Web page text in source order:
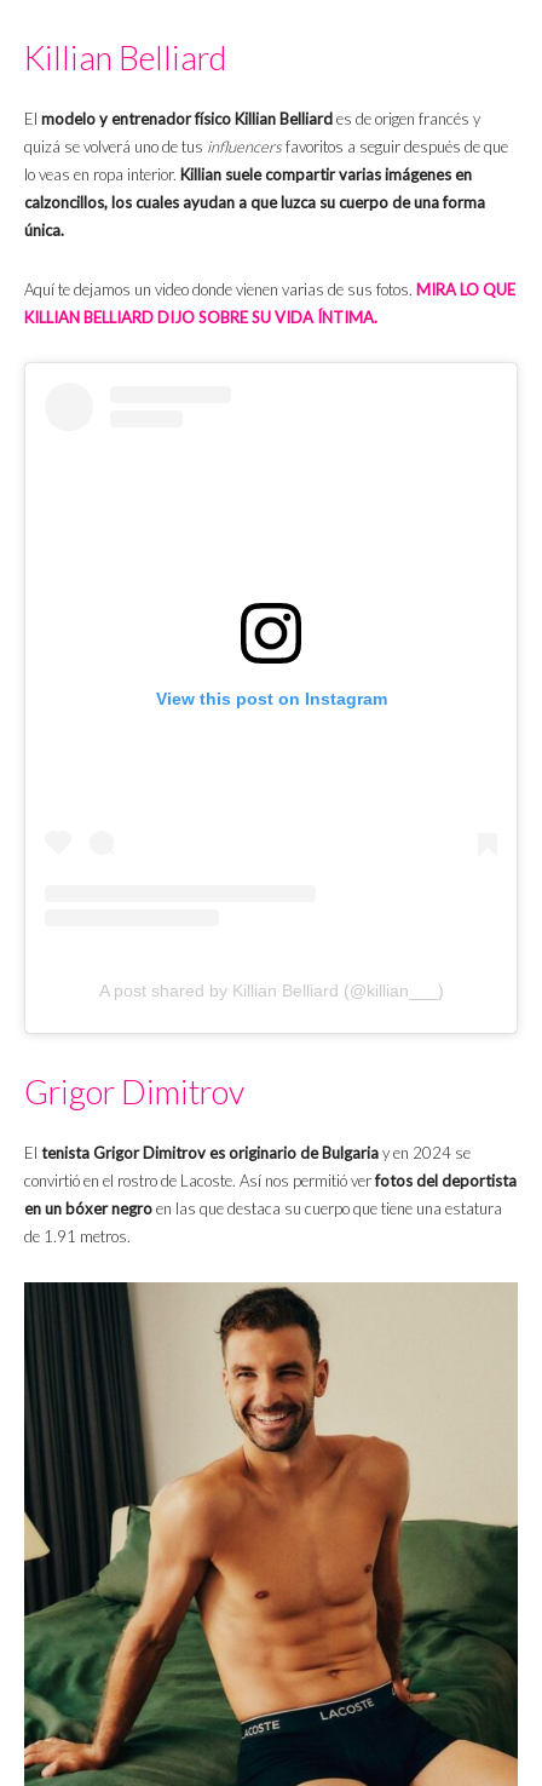
Killian Belliard
El modelo y entrenador físico Killian Belliardes de origen francés y
quizá se volverá uno de tus influencersfavoritos a seguir después de que
lo veas en ropa interior. Killian suele compartir varias imágenes en
calzoncillos, los cuales ayudan a que luzca su cuerpo de una forma
única.
Aquí te dejamos un video donde vienen varias de sus fotos. MIRA LO QUE
KILLIAN BELLIARD DIJO SOBRE SU VIDA ÍNTIMA.
View this post on Instagram
A post shared by Killian Belliard (@killian___)
Grigor Dimitrov
El tenista Grigor Dimitrov es originario de Bulgariay en 2024 se
convirtió en el rostro de Lacoste. Así nos permitió verfotos del deportista
en un bóxer negroen las que destaca su cuerpo que tiene una estatura
de 1.91 metros.